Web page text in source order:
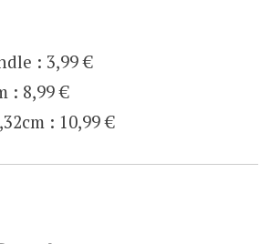
: 3,99 €
: 8,99 €
: 10,99 €